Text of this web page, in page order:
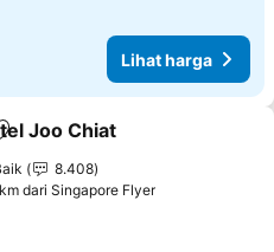
Lihat harga
ke favorit
Joo Chiat
8.408
dari Singapore Flyer